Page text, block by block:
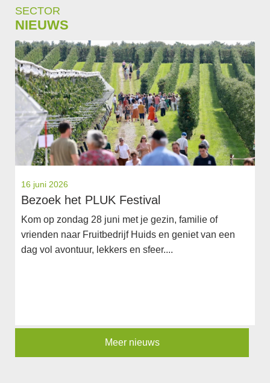
SECTOR
NIEUWS
16 juni 2026
Bezoek het PLUK Festival
Kom op zondag 28 juni met je gezin, familie of
vrienden naar Fruitbedrijf Huids en geniet van een
dag vol avontuur, lekkers en sfeer....
Meer nieuws